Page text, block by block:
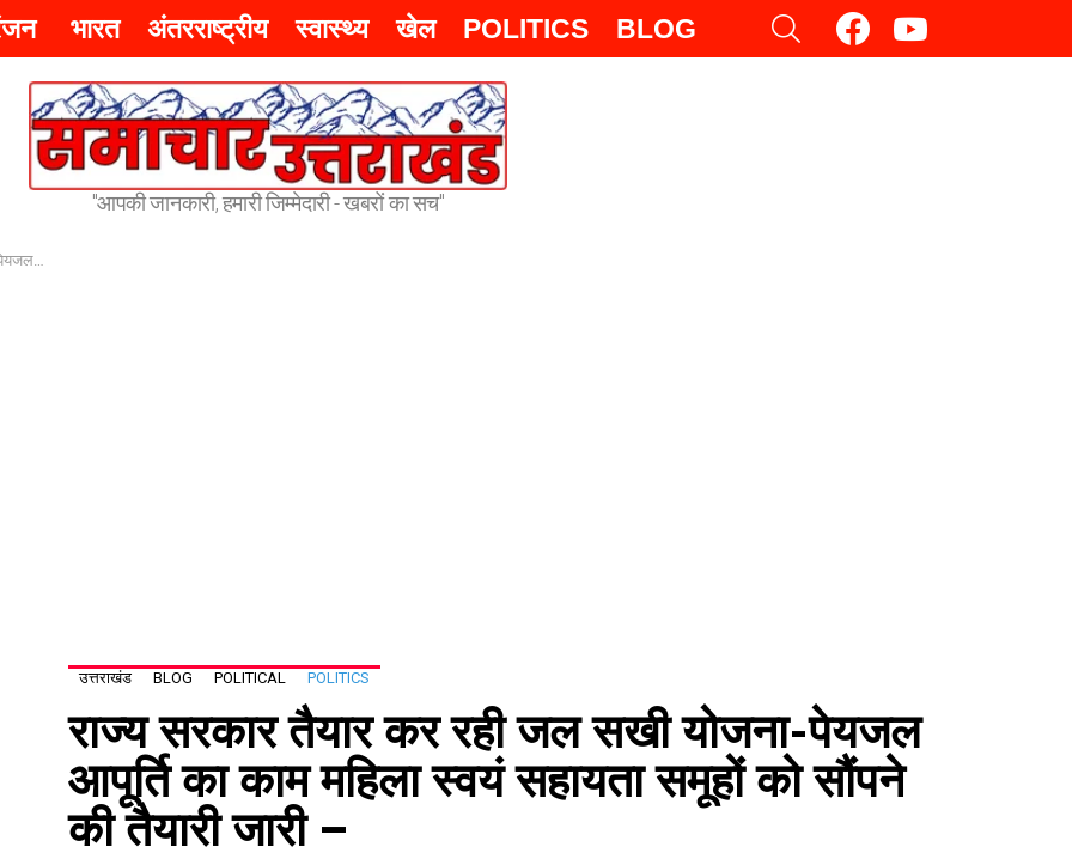
भारत अंतरराष्ट्रीय स्वास्थ्य खेल POLITICS BLOG SEARCH
"आपकी जानकारी, हमारी जिम्मेदारी - खबरों का सच"
जारी –
उत्तराखंड BLOG POLITICAL POLITICS
राज्य सरकार तैयार कर रही जल सखी योजना-पेयजल
आपूर्ति का काम महिला स्वयं सहायता समूहों को सौंपने
की तैयारी जारी –